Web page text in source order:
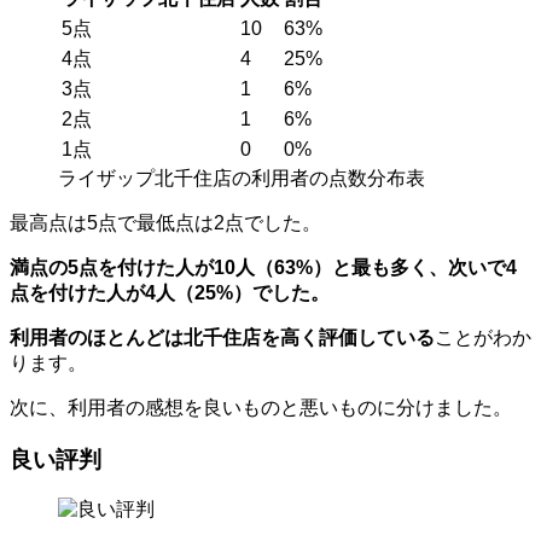
5点
10
63%
4点
4
25%
3点
1
6%
2点
1
6%
1点
0
0%
ライザップ北千住店の利用者の点数分布表
最高点は5点で最低点は2点でした。
満点の5点を付けた人が10人（63%）と最も多く、次いで4
点を付けた人が4人
（25%） でした。
利用者のほとんどは北千住店を高く評価していることがわか
ります。
次に、利用者の感想を良いものと悪いものに分けました。
良い評判